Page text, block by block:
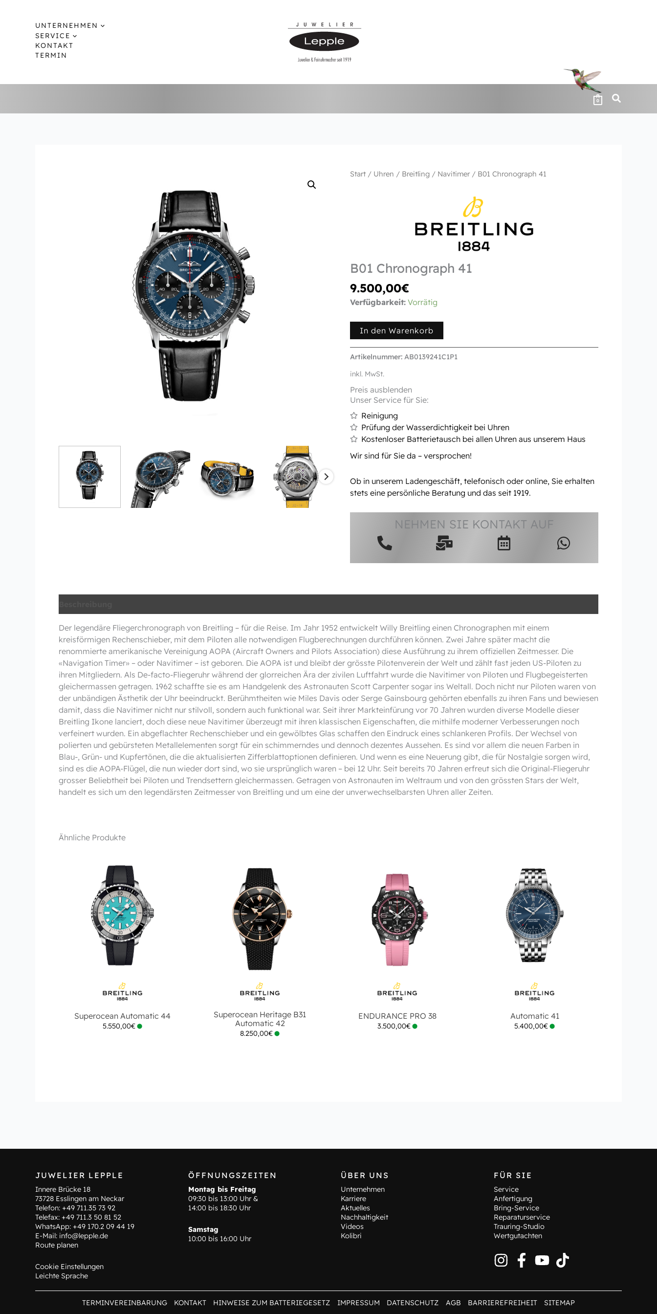
UNTERNEHMEN
SERVICE
KONTAKT
TERMIN
0
Start / Uhren / Breitling / Navitimer/ B01 Chronograph 41
B01 Chronograph 41
9.500,00€
Verfügbarkeit: Vorrätig
B01
In den Warenkorb
Artikelnummer:AB0139241C1P1
inkl. MwSt.
Preis ausblenden
Unser Service für Sie:
Reinigung
Prüfung der Wasserdichtigkeit bei Uhren
Kostenloser Batterietausch bei allen Uhren aus unserem Haus
Wir sind für Sie da – versprochen!
Ob in unserem Ladengeschäft, telefonisch oder online, Sie erhalten
stets eine persönliche Beratung und das seit 1919.
NEHMEN SIE KONTAKT AUF
Der legendäre Fliegerchronograph von Breitling – für die Reise. Im Jahr 1952 entwickelt Willy Breitling einen Chronographen mit einem
kreisförmigen Rechenschieber, mit dem Piloten alle notwendigen Flugberechnungen durchführen können. Zwei Jahre später macht die
renommierte amerikanische Vereinigung AOPA (Aircraft Owners and Pilots Association) diese Ausführung zu ihrem offiziellen Zeitmesser. Die
«Navigation Timer» – oder Navitimer – ist geboren. Die AOPA ist und bleibt der grösste Pilotenverein der Welt und zählt fast jeden US-Piloten zu
ihren Mitgliedern. Als De-facto-Fliegeruhr während der glorreichen Ära der zivilen Luftfahrt wurde die Navitimer von Piloten und Flugbegeisterten
gleichermassen getragen. 1962 schaffte sie es am Handgelenk des Astronauten Scott Carpenter sogar ins Weltall. Doch nicht nur Piloten waren von
der unbändigen Ästhetik der Uhr beeindruckt. Berühmtheiten wie Miles Davis oder Serge Gainsbourg gehörten ebenfalls zu ihren Fans und bewiesen
damit, dass die Navitimer nicht nur stilvoll, sondern auch funktional war. Seit ihrer Markteinfürung vor 70 Jahren wurden diverse Modelle dieser
Breitling Ikone lanciert, doch diese neue Navitimer überzeugt mit ihren klassischen Eigenschaften, die mithilfe moderner Verbesserungen noch
verfeinert wurden. Ein abgeflachter Rechenschieber und ein gewölbtes Glas schaffen den Eindruck eines schlankeren Profils. Der Wechsel von
polierten und gebürsteten Metallelementen sorgt für ein schimmerndes und dennoch dezentes Aussehen. Es sind vor allem die neuen Farben in
Blau-, Grün- und Kupfertönen, die die aktualisierten Zifferblattoptionen definieren. Und wenn es eine Neuerung gibt, die für Nostalgie sorgen wird,
sind es die AOPA-Flügel, die nun wieder dort sind, wo sie ursprünglich waren – bei 12 Uhr. Seit bereits 70 Jahren erfreut sich die Original-Fliegeruhr
grosser Beliebtheit bei Piloten und Trendsettern gleichermassen. Getragen von Astronauten im Weltraum und von den grössten Stars der Welt,
handelt es sich um den legendärsten Zeitmesser von Breitling und um eine der unverwechselbarsten Uhren aller Zeiten.
Ähnliche Produkte
Superocean Automatic 44
5.550,00€
Superocean Heritage B31
Automatic 42
8.250,00€
ENDURANCE PRO 38
3.500,00€
Automatic 41
5.400,00€
JUWELIER LEPPLE
Innere Brücke 18
73728 Esslingen am Neckar
Telefon: +49 711.35 73 92
Telefax: +49 711.3 50 81 52
WhatsApp: +49 170.2 09 44 19
E-Mail: info@lepple.de
Route planen
Cookie Einstellungen
Leichte Sprache
ÖFFNUNGSZEITEN
Montag bis Freitag
09:30 bis 13:00 Uhr &
14:00 bis 18:30 Uhr
Samstag
10:00 bis 16:00 Uhr
ÜBER UNS
Unternehmen
Karriere
Aktuelles
Nachhaltigkeit
Videos
Kolibri
FÜR SIE
Service
Anfertigung
Bring-Service
Reparaturservice
Trauring-Studio
Wertgutachten
TERMINVEREINBARUNG KONTAKT HINWEISE ZUM BATTERIEGESETZ IMPRESSUM DATENSCHUTZ AGB BARRIEREFREIHEIT SITEMAP